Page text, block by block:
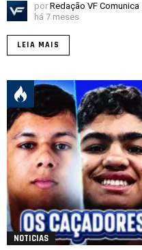
por Redação VF Comunica
há 7 meses
LEIA MAIS
NOTICIAS